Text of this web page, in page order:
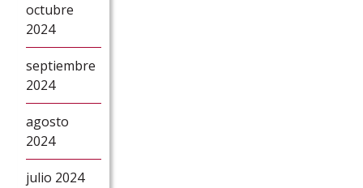
octubre
2024
septiembre
2024
agosto
2024
julio 2024